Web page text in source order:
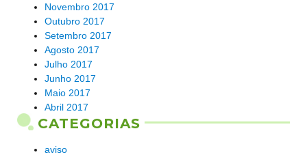
Novembro 2017
Outubro 2017
Setembro 2017
Agosto 2017
Julho 2017
Junho 2017
Maio 2017
Abril 2017
CATEGORIAS
aviso